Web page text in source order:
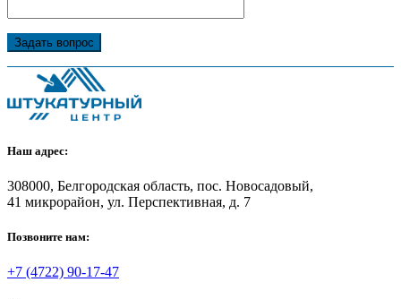
Задать вопрос
Наш адрес:
308000, Белгородская область, пос. Новосадовый,
41 микрорайон, ул. Перспективная, д. 7
Позвоните нам:
+7 (4722) 90-17-47